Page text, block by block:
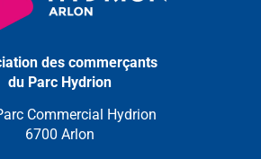
des commerçants
du Parc Hydrion
Commercial Hydrion
6700 Arlon